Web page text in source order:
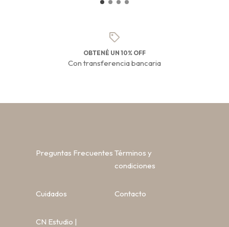
OBTENÉ UN 10% OFF
Con transferencia bancaria
Preguntas Frecuentes Términos y
condiciones
Cuidados Contacto
CN Estudio |